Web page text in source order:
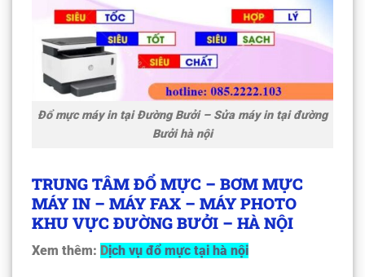
Đổ mực máy in tại Đường Bưởi – Sửa máy in tại đường
Bưởi hà nội
TRUNG TÂM ĐỔ MỰC – BƠM MỰC
MÁY IN – MÁY FAX – MÁY PHOTO
KHU VỰC ĐƯỜNG BƯỞI – HÀ NỘI
Xem thêm: Dịch vụ đổ mực tại hà nội